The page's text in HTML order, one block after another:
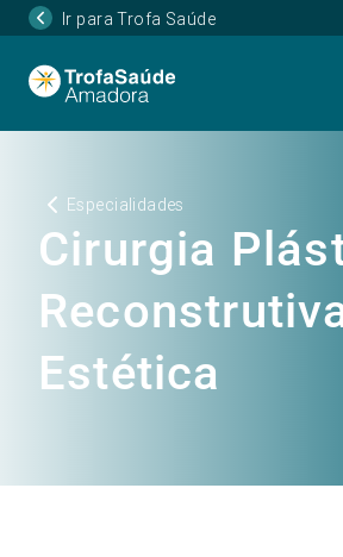
Ir para Trofa Saúde
Especialidades
Cirurgia
Estética